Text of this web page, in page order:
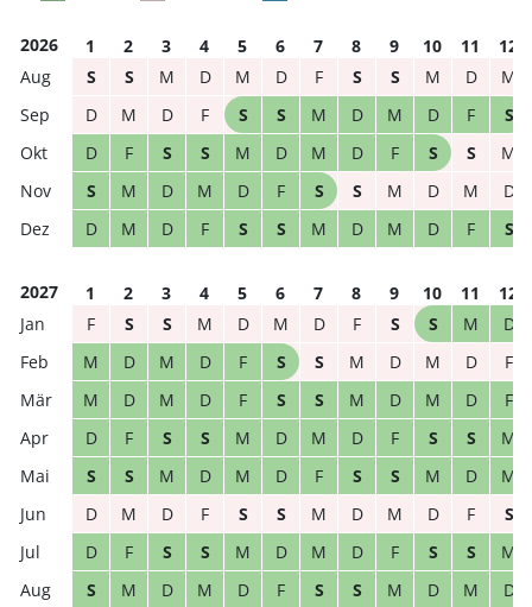
2026 1 2 3 4 5 6 7 8 9 10 11
12
S
S M D M D F S S M D
M
D
M D F S S M D M D F
S
D
F S S M D M D F S S
M
S
M D M D F S S M D M
D
D
M D F S S M D M D F S
2027 1 2 3 4 5 6 7 8 9 10 11
12
F
S S M D M D F S S M
D
M
D M D F S S M D M D
F
M
D M D F S S M D M D
F
D
F S S M D M D F S S
M
S
S M D M D F S S M D
M
D
M D F S S M D M D F
S
D
F S S M D M D F S S
M
S
M D M D F S S M D M D